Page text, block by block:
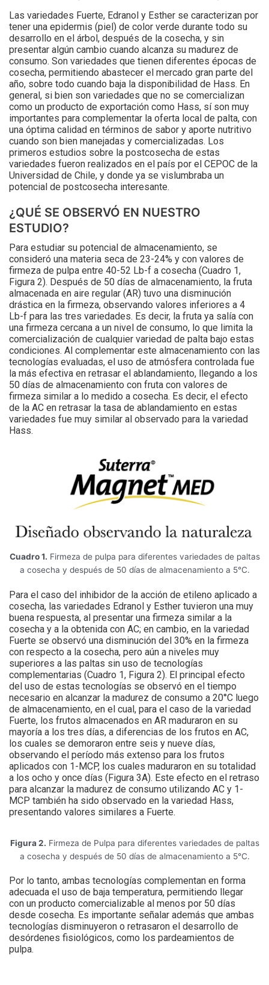
Las variedades Fuerte, Edranol y Esther se caracterizan por
tener una epidermis (piel) de color verde durante todo su
desarrollo en el árbol, después de la cosecha, y sin
presentar algún cambio cuando alcanza su madurez de
consumo. Son variedades que tienen diferentes épocas de
cosecha, permitiendo abastecer el mercado gran parte del
año, sobre todo cuando baja la disponibilidad de Hass. En
general, si bien son variedades que no se comercializan
como un producto de exportación como Hass, sí son muy
importantes para complementar la oferta local de palta, con
una óptima calidad en términos de sabor y aporte nutritivo
cuando son bien manejadas y comercializadas. Los
primeros estudios sobre la postcosecha de estas
variedades fueron realizados en el país por el CEPOC de la
Universidad de Chile, y donde ya se vislumbraba un
potencial de postcosecha interesante.
¿QUÉ SE OBSERVÓ EN NUESTRO
ESTUDIO?
Para estudiar su potencial de almacenamiento, se
consideró una materia seca de 23-24% y con valores de
firmeza de pulpa entre 40-52 Lb-f a cosecha (Cuadro 1,
Figura 2). Después de 50 días de almacenamiento, la fruta
almacenada en aire regular (AR) tuvo una disminución
drástica en la firmeza, observando valores inferiores a 4
Lb-f para las tres variedades. Es decir, la fruta ya salía con
una firmeza cercana a un nivel de consumo, lo que limita la
comercialización de cualquier variedad de palta bajo estas
condiciones. Al complementar este almacenamiento con las
tecnologías evaluadas, el uso de atmósfera controlada fue
la más efectiva en retrasar el ablandamiento, llegando a los
50 días de almacenamiento con fruta con valores de
firmeza similar a lo medido a cosecha. Es decir, el efecto
de la AC en retrasar la tasa de ablandamiento en estas
variedades fue muy similar al observado para la variedad
Hass.
Cuadro 1. Firmeza de pulpa para diferentes variedades de paltas
a cosecha y después de 50 días de almacenamiento a 5°C.
Para el caso del inhibidor de la acción de etileno aplicado a
cosecha, las variedades Edranol y Esther tuvieron una muy
buena respuesta, al presentar una firmeza similar a la
cosecha y a la obtenida con AC; en cambio, en la variedad
Fuerte se observó una disminución del 30% en la firmeza
con respecto a la cosecha, pero aún a niveles muy
superiores a las paltas sin uso de tecnologías
complementarias (Cuadro 1, Figura 2). El principal efecto
del uso de estas tecnologías se observó en el tiempo
necesario en alcanzar la madurez de consumo a 20°C luego
de almacenamiento, en el cual, para el caso de la variedad
Fuerte, los frutos almacenados en AR maduraron en su
mayoría a los tres días, a diferencias de los frutos en AC,
los cuales se demoraron entre seis y nueve días,
observando el período más extenso para los frutos
aplicados con 1-MCP, los cuales maduraron en su totalidad
a los ocho y once días (Figura 3A). Este efecto en el retraso
para alcanzar la madurez de consumo utilizando AC y 1-
MCP también ha sido observado en la variedad Hass,
presentando valores similares a Fuerte.
Figura 2. Firmeza de Pulpa para diferentes variedades de paltas
a cosecha y después de 50 días de almacenamiento a 5°C.
Por lo tanto, ambas tecnologías complementan en forma
adecuada el uso de baja temperatura, permitiendo llegar
con un producto comercializable al menos por 50 días
desde cosecha. Es importante señalar además que ambas
tecnologías disminuyeron o retrasaron el desarrollo de
desórdenes fisiológicos, como los pardeamientos de
pulpa.